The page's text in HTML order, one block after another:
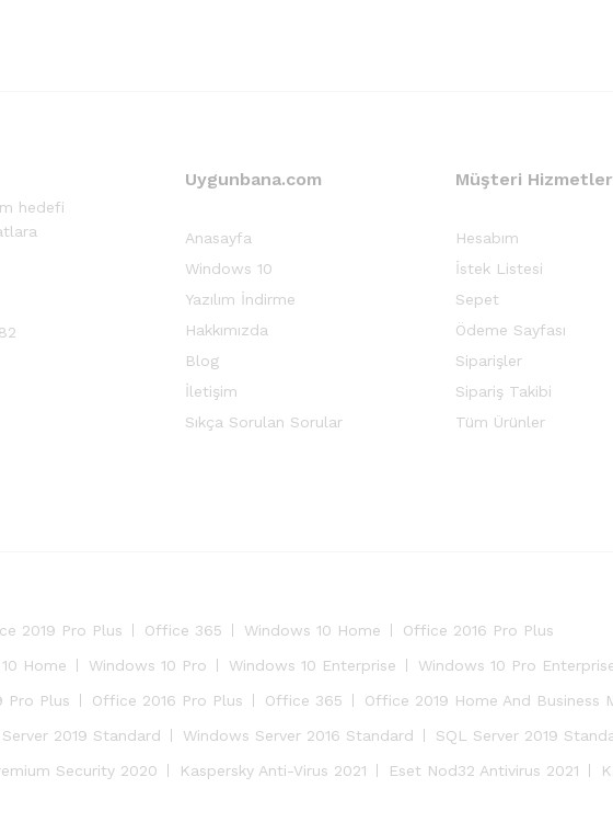
hedefi
Uygunbana.com
Anasayfa
Windows 10
Yazılım İndirme
Hakkımızda
Blog
İletişim
Sıkça Sorulan Sorular
Müşteri
Hesabım
İstek Listesi
Sepet
Ödeme Sayfası
Siparişler
Sipariş Takibi
Tüm Ürünler
2019 Pro Plus Office 365 Windows 10 Home
Office 2016 Pro Plus
Home Windows 10 Pro Windows 10 Enterprise Windows 10 Pro
Pro Plus Office 2016 Pro Plus Office 365 Office 2019 Home And Business
2019 Standard Windows Server 2016 Standard SQL Server 2019
Security 2020 Kaspersky Anti-Virus 2021 Eset Nod32 Antivirus 2021